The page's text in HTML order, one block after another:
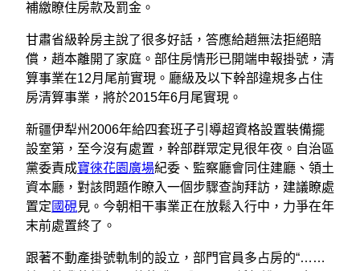
補繳瞭住房款及罰金。
甘肅省級幹房主說了很多好話，答應給趙無法拒絕賠
償，趙本離開了家庭。部住房情形已開端申報掛號，清
算事業在12月尾前實現。廳級及以下幹部違規多占住
房清算事業，將於2015年6月尾實現。
新疆伊犁州2006年給四套班子引導超資格設置裝備擺
設室第，至今沒有處置，幹部群眾定見很年夜。自治區
黨委責成寶徠花園廣場紀委、監察廳會同住建廳、領土
資本廳，對該問題作瞭入一個步驟查詢拜訪，建議瞭處
置定 國硯 見。今朝相干事業正在放鬆入行中，力爭在年
末前處置終了。
跟著不動產掛號軌制的設立，部門官員多占房的“……